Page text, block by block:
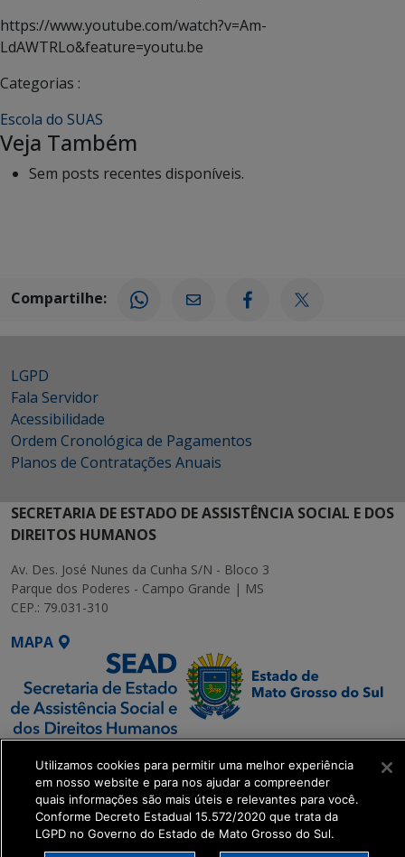
https://www.youtube.com/watch?v=Am-
LdAWTRLo&feature=youtu.be
Categorias :
Escola do SUAS
Veja Também
Sem posts recentes disponíveis.
Compartilhe:
LGPD
Fala Servidor
Acessibilidade
Ordem Cronológica de Pagamentos
Planos de Contratações Anuais
SECRETARIA DE ESTADO DE ASSISTÊNCIA SOCIAL E DOS
DIREITOS HUMANOS
Av. Des. José Nunes da Cunha S/N - Bloco 3
Parque dos Poderes - Campo Grande | MS
CEP.: 79.031-310
MAPA
SETDIG | Secretaria-
Executiva de
Transformação Digital
get_footer();
Utilizamos cookies para permitir uma melhor experiência
em nosso website e para nos ajudar a compreender
quais informações são mais úteis e relevantes para você.
Conforme Decreto Estadual 15.572/2020 que trata da
LGPD no Governo do Estado de Mato Grosso do Sul.